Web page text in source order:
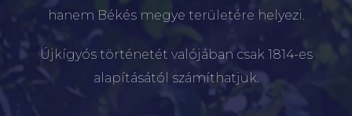
hanem Békés megye területére helyezi.
Újkígyós történetét valójában csak 1814-es
alapításától számíthatjuk.